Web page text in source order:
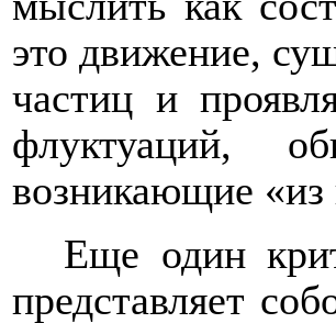
это движение,
частиц и
флуктуаций,
возникающие «из
Еще один
представляет